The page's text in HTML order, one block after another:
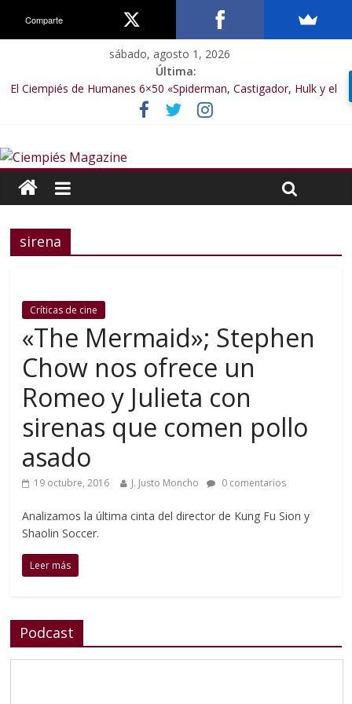
sábado, agosto 1, 2026
Última:
El Ciempiés de Humanes 6×50 «Spiderman, Castigador, Hulk y el
final de la sexta temporada»
El Ciempiés de Humanes 6×49 «Kiritaaaaa»
El Ciempiés de Humanes 6×47 «De nada por nada»
El Ciempiés de Humanes 6×46 «Ciudadano Minion»
sirena
Críticas de cine
«The Mermaid»; Stephen
Chow nos ofrece un
Romeo y Julieta con
sirenas que comen pollo
asado
19 octubre, 2016 J. Justo Moncho 0 comentarios
Analizamos la última cinta del director de Kung Fu Sion y
Shaolin Soccer.
Leer más
Podcast
Comparte